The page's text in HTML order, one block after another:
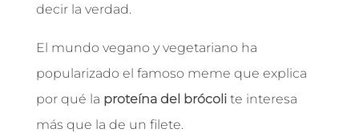
decir la verdad.
El mundo vegano y vegetariano ha
popularizado el famoso meme que explica
por qué la proteína del brócolite interesa
más que la de un filete.